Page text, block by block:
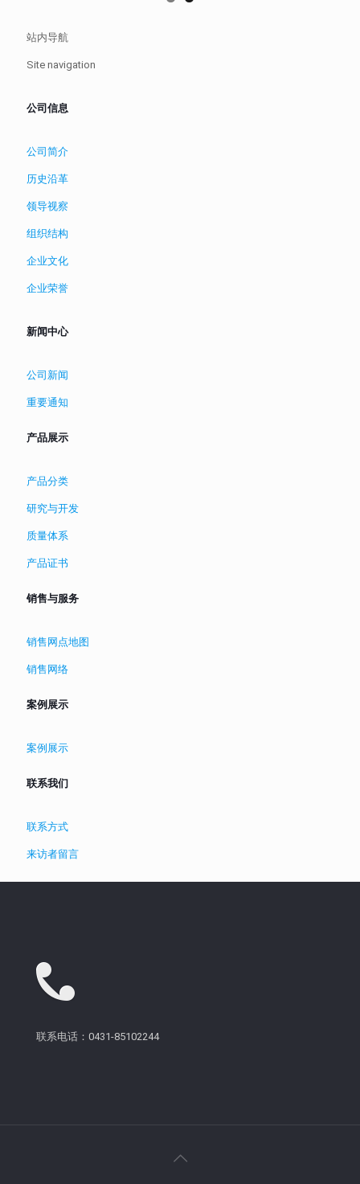
站内导航
Site navigation
公司信息
公司简介
历史沿革
领导视察
组织结构
企业文化
企业荣誉
新闻中心
公司新闻
重要通知
产品展示
产品分类
研究与开发
质量体系
产品证书
销售与服务
销售网点地图
销售网络
案例展示
案例展示
联系我们
联系方式
来访者留言
联系电话：0431-85102244